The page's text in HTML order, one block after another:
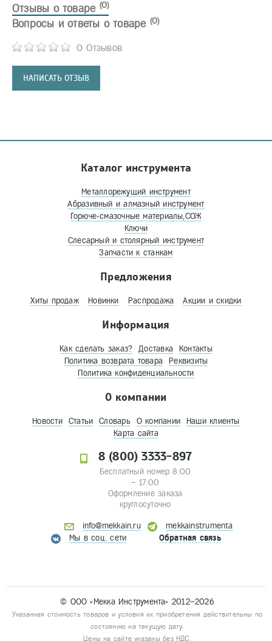
Отзывы о товаре (0)
0 Отзывов
НАПИСАТЬ ОТЗЫВ
Вопросы и ответы о товаре (0)
Каталог инструмента
Металлорежущий инструмент
Абразивный и алмазный инструмент
Горюче-смазочные материалы,СОЖ
Ключи
Слесарный и столярный инструмент
Запчасти к станкам
Предложения
Хиты продаж Новинки Распродажа Акции и скидки
Информация
Как сделать заказ? Доставка
Контакты
Политика возврата товара
Реквизиты
Политика конфиденциальности
О компании
Новости Статьи Словарь О компании
Наши клиенты
Карта сайта
8 (800) 3333-897
Бесплатный номер 8:00
– 17:00
Оформление заказа
круглосуточно
info@mekkain.ru
mekkainstrumenta
Мы в соц. сети
Обратная связь
© ООО «Мекка Инструмента» 2012–2026
Указанная стоимость товаров и условия их приобретения действительны по
состоянию на текущую дату.
Цены на сайте указаны без НДС.